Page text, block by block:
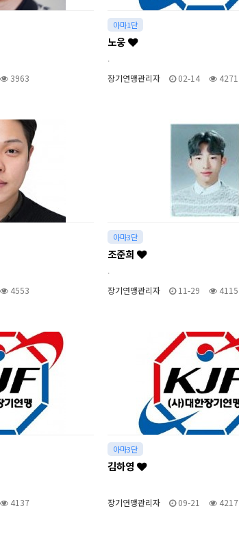
3963
아마1단
노웅
.
장기연맹관리자
02-14 4271
4553
아마3단
조준희
.
장기연맹관리자
11-29 4115
4137
아마3단
김하영
장기연맹관리자 09-21 4217